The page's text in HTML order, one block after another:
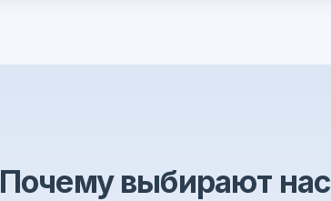
Почему выбирают нас